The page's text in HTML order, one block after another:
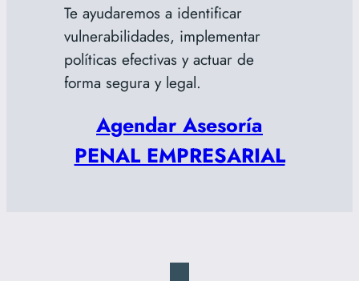
Te ayudaremos a identificar
vulnerabilidades, implementar
políticas efectivas y actuar de
forma segura y legal.
Agendar Asesoría
PENAL EMPRESARIAL